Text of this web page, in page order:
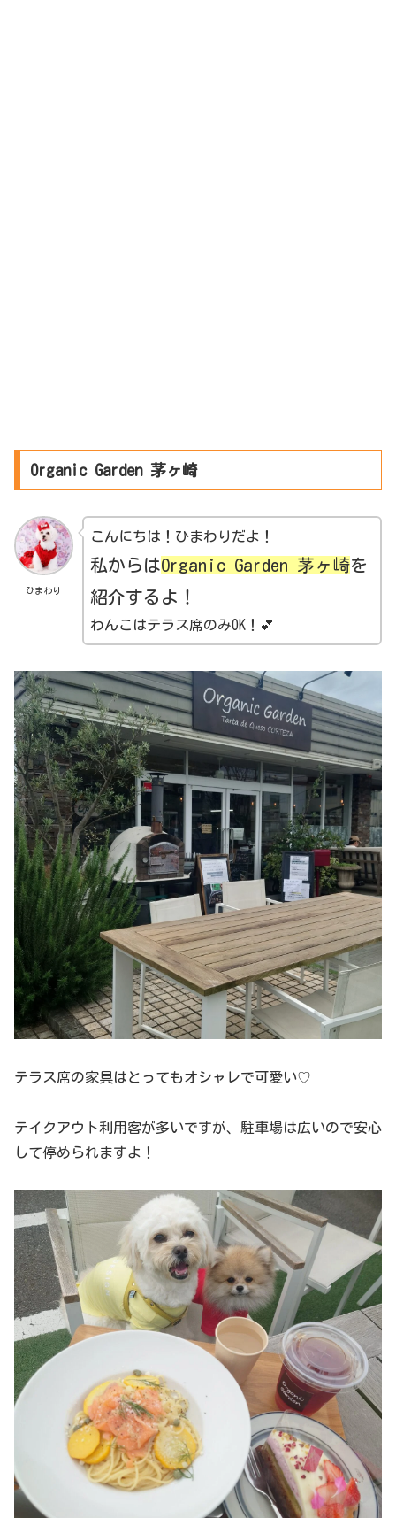
Organic Garden 茅ヶ崎
ひまわり
こんにちは！ひまわりだよ！
私からはOrganic Garden 茅ヶ崎を
紹介するよ！
わんこはテラス席のみOK！💕
テラス席の家具はとってもオシャレで可愛い♡
テイクアウト利用客が多いですが、駐車場は広いので安心
して停められますよ！